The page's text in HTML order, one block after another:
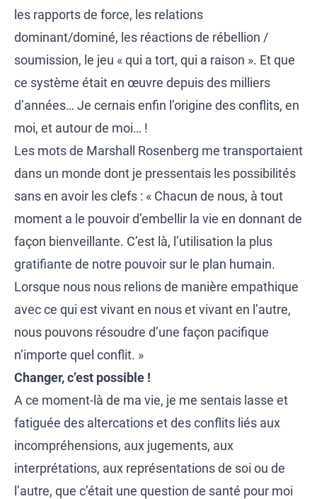
les rapports de force, les relations
dominant/dominé, les réactions de rébellion /
soumission, le jeu « qui a tort, qui a raison ». Et que
ce système était en œuvre depuis des milliers
d’années… Je cernais enfin l’origine des conflits, en
moi, et autour de moi… !
Les mots de Marshall Rosenberg me transportaient
dans un monde dont je pressentais les possibilités
sans en avoir les clefs : « Chacun de nous, à tout
moment a le pouvoir d’embellir la vie en donnant de
façon bienveillante. C’est là, l’utilisation la plus
gratifiante de notre pouvoir sur le plan humain.
Lorsque nous nous relions de manière empathique
avec ce qui est vivant en nous et vivant en l’autre,
nous pouvons résoudre d’une façon pacifique
n’importe quel conflit. »
Changer, c’est possible !
A ce moment-là de ma vie, je me sentais lasse et
fatiguée des altercations et des conflits liés aux
incompréhensions, aux jugements, aux
interprétations, aux représentations de soi ou de
l’autre, que c’était une question de santé pour moi